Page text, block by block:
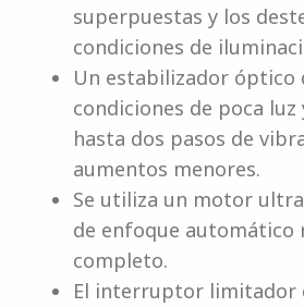
superpuestas y los
condiciones de
Un estabilizador óptico
condiciones de poca
hasta dos pasos de
aumentos menores.
Se utiliza un motor
de enfoque automático
completo.
El interruptor limitador